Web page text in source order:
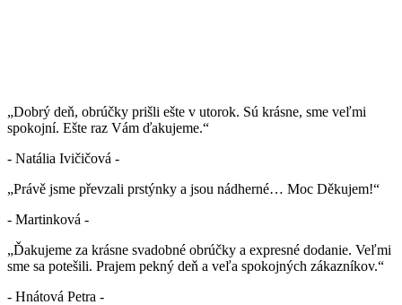
„Dobrý deň, obrúčky prišli ešte v utorok. Sú krásne, sme veľmi
spokojní. Ešte raz Vám ďakujeme.“
- Natália Ivičičová -
„Právě jsme převzali prstýnky a jsou nádherné… Moc Děkujem!“
- Martinková -
„Ďakujeme za krásne svadobné obrúčky a expresné dodanie. Veľmi
sme sa potešili. Prajem pekný deň a veľa spokojných zákazníkov.“
- Hnátová Petra -